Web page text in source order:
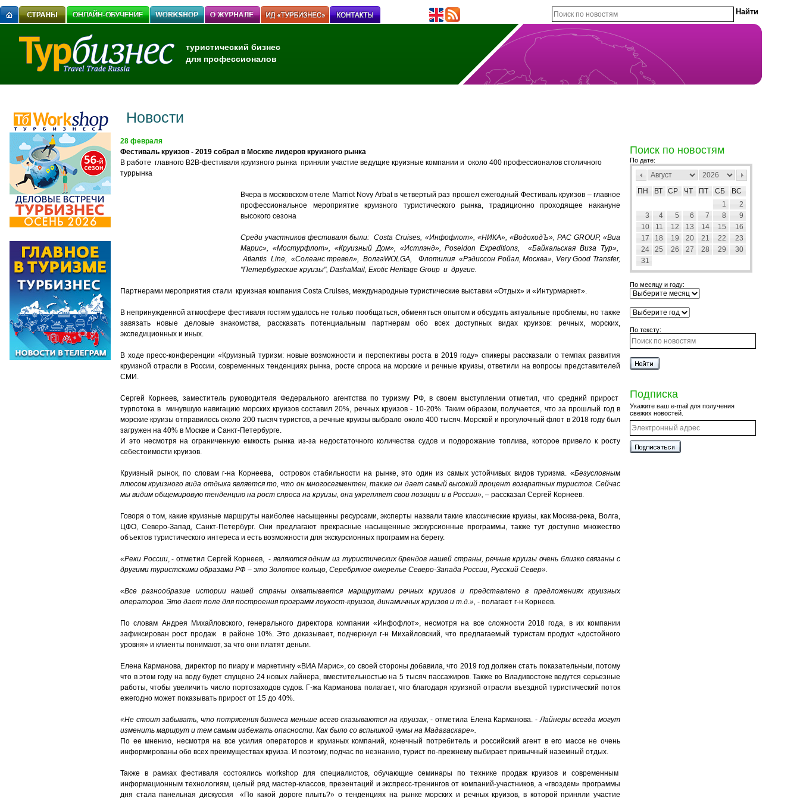
туристический бизнес
для профессионалов
Новости
28 февраля
Фестиваль круизов - 2019 собрал в Москве лидеров круизного рынка
В работе главного В2В-фестиваля круизного рынка приняли участие ведущие круизные компании и около 400 профессионалов столичного
туррынка
Вчера в московском отеле Marriot Novy Arbat в четвертый раз прошел ежегодный Фестиваль круизов – главное
профессиональное мероприятие круизного туристического рынка, традиционно проходящее накануне
высокого сезона
Среди участников фестиваля были: Costa Cruises, «Инфофлот», «НИКА», «ВодоходЪ», PAC GROUP, «Виа
Марис», «Мостурфлот», «Круизный Дом», «Истлэнд», Poseidon Expeditions, «Байкальская Виза Тур»,
Atlantis Line, «Солеанс тревел», ВолгаWOLGA, Флотилия «Рэдиссон Ройал, Москва», Very Good Transfer,
"Петербургские круизы", DashaMail, Exotic Heritage Group и другие.
Партнерами мероприятия стали круизная компания Costa Cruises, международные туристические выставки «Отдых» и «Интурмаркет».
В непринужденной атмосфере фестиваля гостям удалось не только пообщаться, обменяться опытом и обсудить актуальные проблемы, но также
завязать новые деловые знакомства, рассказать потенциальным партнерам обо всех доступных видах круизов: речных, морских,
экспедиционных и иных.
В ходе пресс-конференции «Круизный туризм: новые возможности и перспективы роста в 2019 году» спикеры рассказали о темпах развития
круизной отрасли в России, современных тенденциях рынка, росте спроса на морские и речные круизы, ответили на вопросы представителей
СМИ.
Сергей Корнеев, заместитель руководителя Федерального агентства по туризму РФ, в своем выступлении отметил, что средний прирост
турпотока в минувшую навигацию морских круизов составил 20%, речных круизов - 10-20%. Таким образом, получается, что за прошлый год в
морские круизы отправилось около 200 тысяч туристов, а речные круизы выбрало около 400 тысяч. Морской и прогулочный флот в 2018 году был
загружен на 40% в Москве и Санкт-Петербурге.
И это несмотря на ограниченную емкость рынка из-за недостаточного количества судов и подорожание топлива, которое привело к росту
себестоимости круизов.
Круизный рынок, по словам г-на Корнеева, островок стабильности на рынке, это один из самых устойчивых видов туризма. «Безусловным
плюсом круизного вида отдыха является то, что он многосегментен, также он дает самый высокий процент возвратных туристов. Сейчас
мы видим общемировую тенденцию на рост спроса на круизы, она укрепляет свои позиции и в России», – рассказал Сергей Корнеев.
Говоря о том, какие круизные маршруты наиболее насыщенны ресурсами, эксперты назвали такие классические круизы, как Москва-река, Волга,
ЦФО, Северо-Запад, Санкт-Петербург. Они предлагают прекрасные насыщенные экскурсионные программы, также тут доступно множество
объектов туристического интереса и есть возможности для экскурсионных программ на берегу.
«Реки России, - отметил Сергей Корнеев, - являются одним из туристических брендов нашей страны, речные круизы очень близко связаны с
другими туристскими образами РФ – это Золотое кольцо, Серебряное ожерелье Северо-Запада России, Русский Север».
«Все разнообразие истории нашей страны охватывается маршрутами речных круизов и представлено в предложениях круизных
операторов. Это дает поле для построения программ лоукост-круизов, динамичных круизов и т.д.», - полагает г-н Корнеев.
По словам Андрея Михайловского, генерального директора компании «Инфофлот», несмотря на все сложности 2018 года, в их компании
зафиксирован рост продаж в районе 10%. Это доказывает, подчеркнул г-н Михайловский, что предлагаемый туристам продукт «достойного
уровня» и клиенты понимают, за что они платят деньги.
Елена Карманова, директор по пиару и маркетингу «ВИА Марис», со своей стороны добавила, что 2019 год должен стать показательным, потому
что в этом году на воду будет спущено 24 новых лайнера, вместительностью на 5 тысяч пассажиров. Также во Владивостоке ведутся серьезные
работы, чтобы увеличить число портозаходов судов. Г-жа Карманова полагает, что благодаря круизной отрасли въездной туристический поток
ежегодно может показывать прирост от 15 до 40%.
«Не стоит забывать, что потрясения бизнеса меньше всего сказываются на круизах, - отметила Елена Карманова. -Лайнеры всегда могут
изменить маршрут и тем самым избежать опасности. Как было со вспышкой чумы на Мадагаскаре».
По ее мнению, несмотря на все усилия операторов и круизных компаний, конечный потребитель и российский агент в его массе не очень
информированы обо всех преимуществах круиза. И поэтому, подчас по незнанию, турист по-прежнему выбирает привычный наземный отдых.
Также в рамках фестиваля состоялись workshop для специалистов, обучающие семинары по технике продаж круизов и современным
информационным технологиям, целый ряд мастер-классов, презентаций и экспресс-тренингов от компаний-участников, а «гвоздем» программы
дня стала панельная дискуссия «По какой дороге плыть?» о тенденциях на рынке морских и речных круизов, в которой приняли участие
Поиск по новостям
По дате:
ПН ВТ СР ЧТ ПТ СБ
ВС
1
2
3
4 5 6 7 8
9
10
11 12 13 14 15
16
17
18 19 20 21 22
23
24
25 26 27 28 29
30
31
По месяцу и году:
По тексту:
Подписка
Укажите ваш e-mail для получения
свежих новостей.